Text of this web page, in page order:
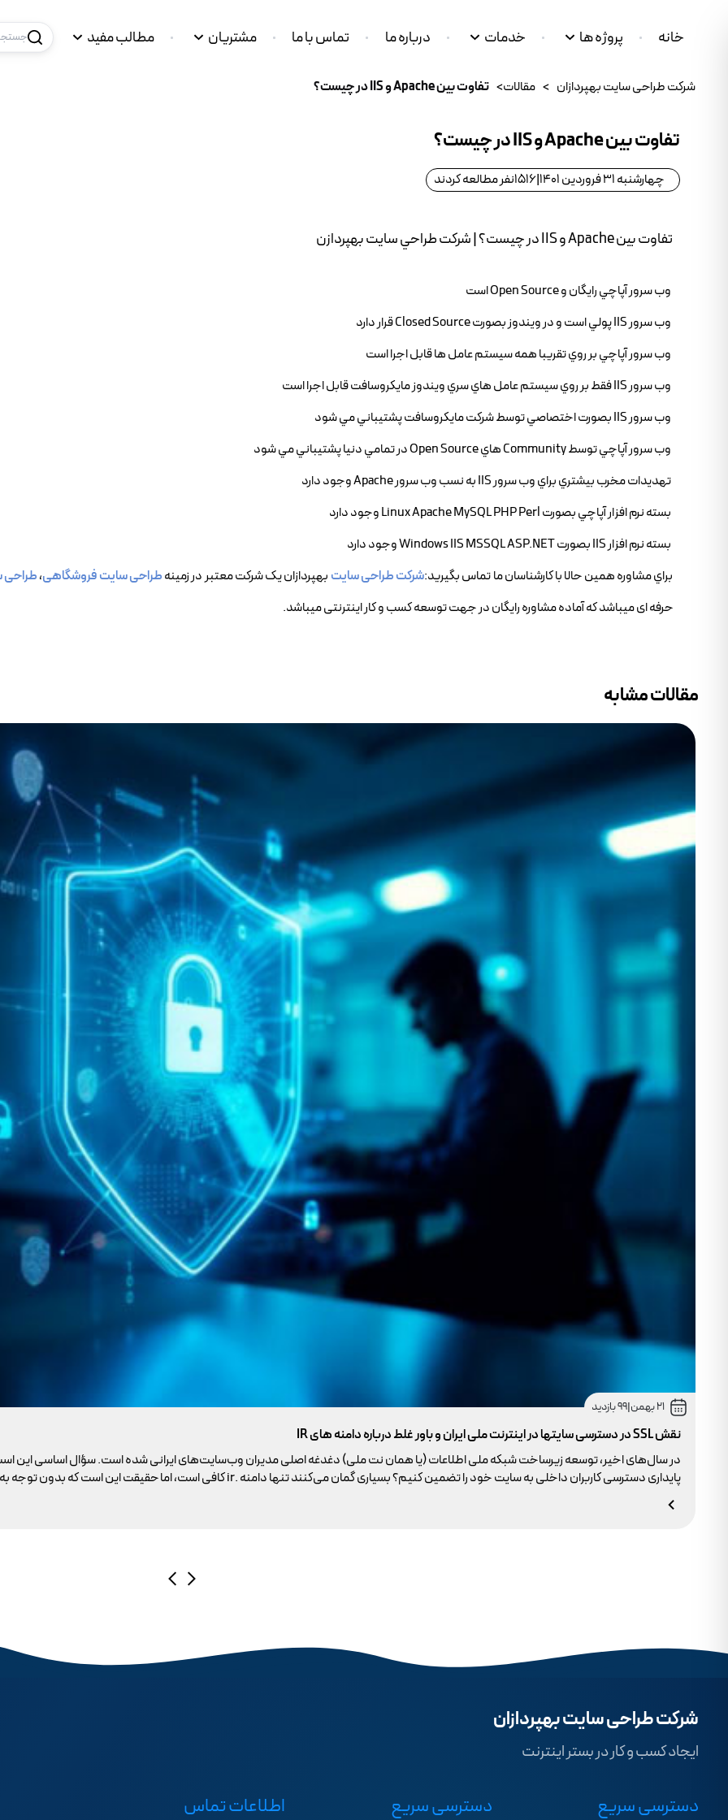
خانه پروژه ها خدمات درباره ما تماس با ما مشتریان مطالب مفید
شرکت طراحی سایت بهپردازان > مقالات> تفاوت بين Apache و IIS در چيست؟
تفاوت بين Apache و IIS در چيست؟
چهارشنبه 31 فروردین 1401 |
1516نفر مطالعه کردند
تفاوت بين Apache و IIS در چيست؟ | شرکت طراحي سايت بهپردازن
وب سرور آپاچي رايگان و Open Source است
وب سرور IIS پولي است و در ويندوز بصورت Closed Source قرار دارد
وب سرور آپاچي بر روي تقريبا همه سيستم عامل ها قابل اجرا است
وب سرور IIS فقط بر روي سيستم عامل هاي سري ويندوز مايکروسافت قابل اجرا است
وب سرور IIS بصورت اختصاصي توسط شرکت مايکروسافت پشتيباني مي شود
وب سرور آپاچي توسط Community هاي Open Source در تمامي دنيا پشتيباني مي شود
تهديدات مخرب بيشتري براي وب سرور IIS به نسب وب سرور Apache وجود دارد
بسته نرم افزار آپاچي بصورت Linux Apache MySQL PHP Perl وجود دارد
بسته نرم افزار IIS بصورت Windows IIS MSSQL ASP.NET وجود دارد
براي مشاوره همين حالا با کارشناسان ما تماس بگيريد:شرکت طراحی سایت بهپردازان یک شرکت معتبر در زمینهطراحی سایت فروشگاهی،طراحی
حرفه ای میباشد که آماده مشاوره رایگان در جهت توسعه کسب و کار اینترنتی میباشد.
مقالات مشابه
21 بهمن |99 بازدید
نقش SSL در دسترسی سایتها در اینترنت ملی ایران و باور غلط درباره دامنه های IR
در سال‌های اخیر، توسعه زیرساخت شبکه ملی اطلاعات (یا همان نت ملی) دغدغه اصلی مدیران وب‌سایت‌های ایرانی شده است. سؤال اساسی این
وجود ندارد.
شرکت طراحی سایت بهپردازان
ایجاد کسب و کار در بستر اینترنت
دسترسی سریع دسترسی سریع اطلاعات تماس